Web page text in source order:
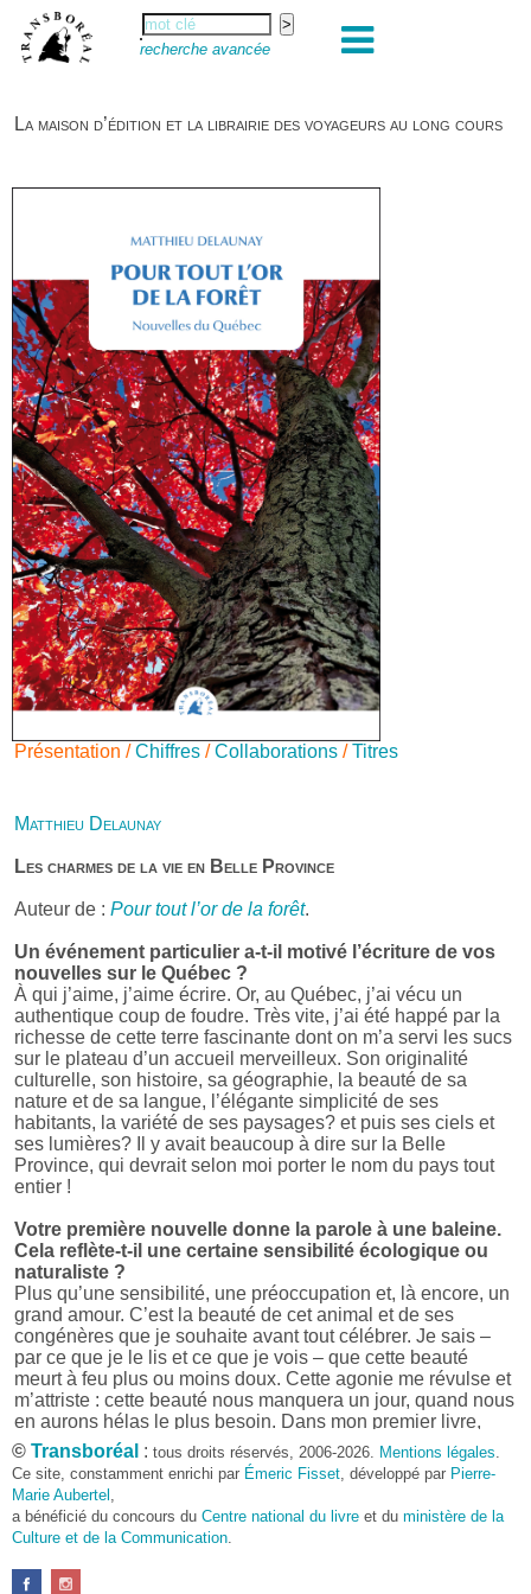
recherche avancée
La maison d’édition et la librairie des voyageurs au long cours
Présentation /Chiffres /Collaborations /Titres
Matthieu Delaunay
Les charmes de la vie en Belle Province
Auteur de : Pour tout l’or de la forêt.
Un événement particulier a-t-il motivé l’écriture de vos
nouvelles sur le Québec ?
À qui j’aime, j’aime écrire. Or, au Québec, j’ai vécu un
authentique coup de foudre. Très vite, j’ai été happé par la
richesse de cette terre fascinante dont on m’a servi les sucs
sur le plateau d’un accueil merveilleux. Son originalité
culturelle, son histoire, sa géographie, la beauté de sa
nature et de sa langue, l’élégante simplicité de ses
habitants, la variété de ses paysages? et puis ses ciels et
ses lumières? Il y avait beaucoup à dire sur la Belle
Province, qui devrait selon moi porter le nom du pays tout
entier !
Votre première nouvelle donne la parole à une baleine.
Cela reflète-t-il une certaine sensibilité écologique ou
naturaliste ?
Plus qu’une sensibilité, une préoccupation et, là encore, un
grand amour. C’est la beauté de cet animal et de ses
congénères que je souhaite avant tout célébrer. Je sais –
par ce que je le lis et ce que je vois – que cette beauté
meurt à feu plus ou moins doux. Cette agonie me révulse et
m’attriste : cette beauté nous manquera un jour, quand nous
en aurons hélas le plus besoin. Dans mon premier livre,
j’avais pris goût à me mettre dans la peau d’une bête. Outre
l’intérêt de l’exercice littéraire, il me semble que cela peut
être un bon moyen pour transmettre certains messages.
Pourquoi avoir choisi le format des nouvelles plutôt
qu’un autre ?
D’abord parce que j’aime (décidément!) en lire !
© Transboréal : tous droits réservés, 2006-2026. Mentions légales
Ce site, constamment enrichi par Émeric Fisset , développé par Pierre-
Marie Aubertel
a bénéficié du concours du Centre national du livre et du ministère de la
Culture et de la Communication